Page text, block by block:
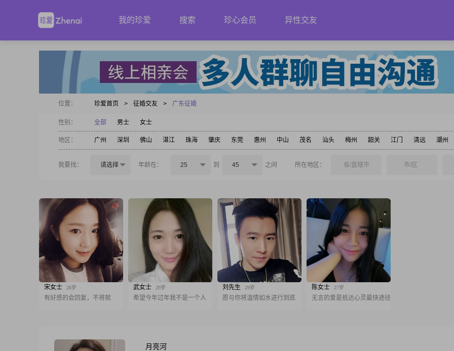
我的珍爱 搜索 珍心会员 异性交友
位置： 珍爱首页 > 征婚交友 > 广东征婚
性别： 全部 男士 女士
地区： 广州 深圳 佛山 湛江 珠海 肇庆 东莞 惠州 中山 茂名 汕头 梅州 韶关 江门 清远 潮州
我要找： 请选择 年龄在： 25 到 45 之间 所在地区： 省/直辖市 市/区
宋女士 28岁
有好感的会回复，不将就
武女士 29岁
希望今年过年我不是一个人
刘先生 29岁
愿与你将温情如水进行到底
陈女士 27岁
无言的爱是抵达心灵最快途径
月亮河